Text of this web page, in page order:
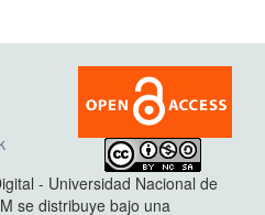
- Universidad Nacional de
se distribuye bajo una